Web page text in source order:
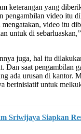
yang
pengambilan video itu
video itu
untuk di
juga, hal itu
Dan saat pengambilan
ada urusan di kantor.
berinisiatif untuk
Sriwijaya Siapkan